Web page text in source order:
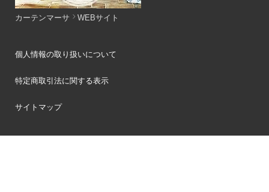
カーテンマーサ WEBサイト
個人情報の取り扱いについて
特定商取引法に関する表示
サイトマップ